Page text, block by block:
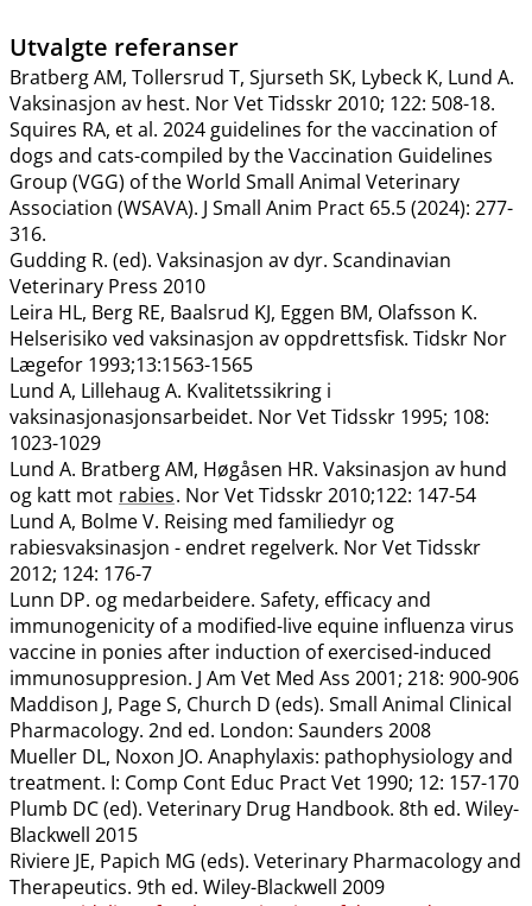
Utvalgte referanser
Bratberg AM, Tollersrud T, Sjurseth SK, Lybeck K, Lund A.
Vaksinasjon av hest. Nor Vet Tidsskr 2010; 122: 508-18.
Squires RA, et al. 2024 guidelines for the vaccination of
dogs and cats-compiled by the Vaccination Guidelines
Group (VGG) of the World Small Animal Veterinary
Association (WSAVA). J Small Anim Pract 65.5 (2024): 277-
316.
Gudding R. (ed). Vaksinasjon av dyr. Scandinavian
Veterinary Press 2010
Leira HL, Berg RE, Baalsrud KJ, Eggen BM, Olafsson K.
Helserisiko ved vaksinasjon av oppdrettsfisk. Tidskr Nor
Lægefor 1993;13:1563-1565
Lund A, Lillehaug A. Kvalitetssikring i
vaksinasjonasjonsarbeidet. Nor Vet Tidsskr 1995; 108:
1023-1029
Lund A. Bratberg AM, Høgåsen HR. Vaksinasjon av hund
og katt mot rabies. Nor Vet Tidsskr 2010;122: 147-54
Lund A, Bolme V. Reising med familiedyr og
rabiesvaksinasjon - endret regelverk. Nor Vet Tidsskr
2012; 124: 176-7
Lunn DP. og medarbeidere. Safety, efficacy and
immunogenicity of a modified-live equine influenza virus
vaccine in ponies after induction of exercised-induced
immunosuppresion. J Am Vet Med Ass 2001; 218: 900-906
Maddison J, Page S, Church D (eds). Small Animal Clinical
Pharmacology. 2nd ed. London: Saunders 2008
Mueller DL, Noxon JO. Anaphylaxis: pathophysiology and
treatment. I: Comp Cont Educ Pract Vet 1990; 12: 157-170
Plumb DC (ed). Veterinary Drug Handbook. 8th ed. Wiley-
Blackwell 2015
Riviere JE, Papich MG (eds). Veterinary Pharmacology and
Therapeutics. 9th ed. Wiley-Blackwell 2009